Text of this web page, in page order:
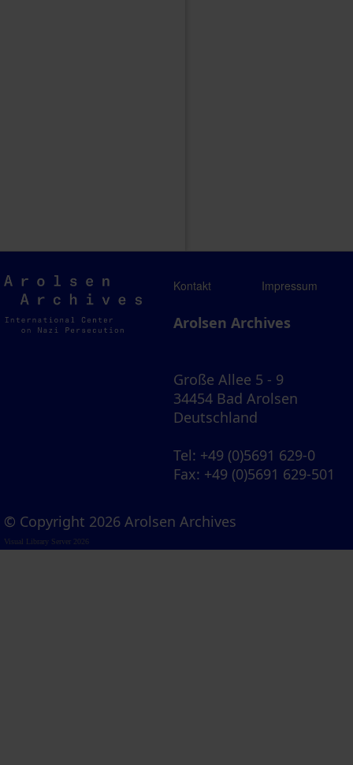
Arolsen
Archives
Kontakt Impressum
Arolsen Archives
Große Allee 5 - 9
34454 Bad Arolsen
Deutschland
Tel: +49 (0)5691 629-0
Fax: +49 (0)5691 629-501
© Copyright 2026 Arolsen Archives
Visual Library Server 2026